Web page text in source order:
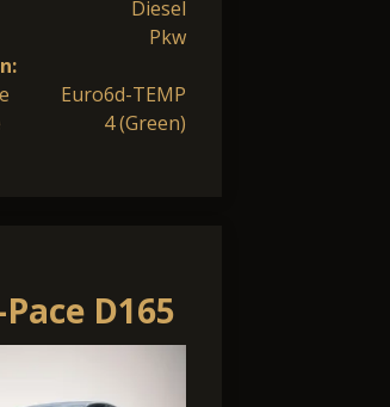
Diesel
Pkw
Euro6d-TEMP
4 (Green)
D165
SE